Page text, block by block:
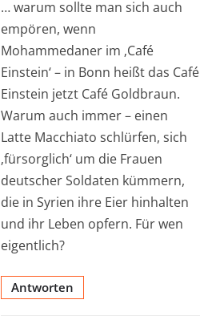
… warum sollte man sich auch
empören, wenn
Mohammedaner im ‚Café
Einstein‘ – in Bonn heißt das Café
Einstein jetzt Café Goldbraun.
Warum auch immer – einen
Latte Macchiato schlürfen, sich
‚fürsorglich‘ um die Frauen
deutscher Soldaten kümmern,
die in Syrien ihre Eier hinhalten
und ihr Leben opfern. Für wen
eigentlich?
Antworten